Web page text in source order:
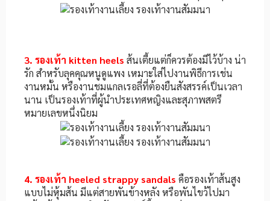
3. รองเท้า kitten heels ส้นเตี้ยแต่ก็ควรต้องมีไว้บ้าง น่า
รัก สำหรับลุคคุณหนูดูแพง เหมาะใส่ไปงานพิธีการเช่น
งานหมั้น หรืองานชมแกลเรอลี่ที่ต้องยืนสังสรรค์เป็นเวลา
นาน เป็นรองเท้าที่ผู้นำประเทศหญิงและสุภาพสตรี
หมายเลขหนึ่งนิยม
4. รองเท้า heeled strappy sandals คือรองเท้าส้นสูง
แบบไม่หุ้มส้น มีแต่สายพันข้างหลัง หรือพันไขว้ไปมา